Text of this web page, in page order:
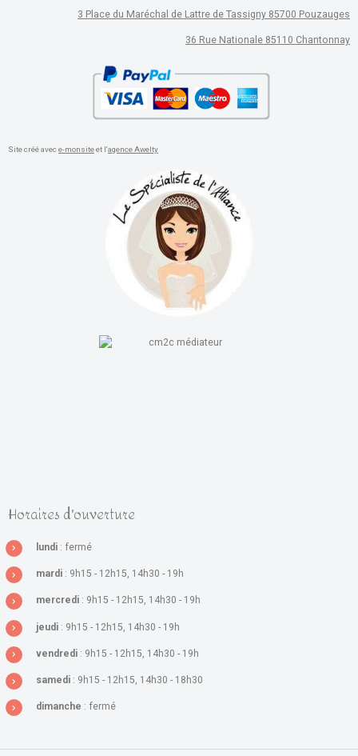
3 Place du Maréchal de Lattre de Tassigny 85700 Pouzauges
36 Rue Nationale 85110 Chantonnay
Site créé avece-monsiteet l'agence Awelty
Horaires d'ouverture
lundi : fermé
mardi : 9h15 - 12h15, 14h30 - 19h
mercredi : 9h15 - 12h15, 14h30 - 19h
jeudi : 9h15 - 12h15, 14h30 - 19h
vendredi : 9h15 - 12h15, 14h30 - 19h
samedi : 9h15 - 12h15, 14h30 - 18h30
dimanche : fermé